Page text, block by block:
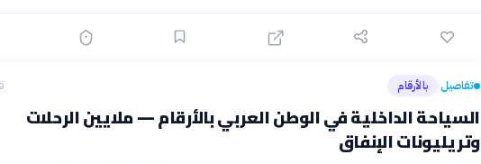
تفاصيل› بالأرقام
السياحة الداخلية في الوطن العربي بالأرقام — ملايين الرحلات
وتريليونات الإنفاق